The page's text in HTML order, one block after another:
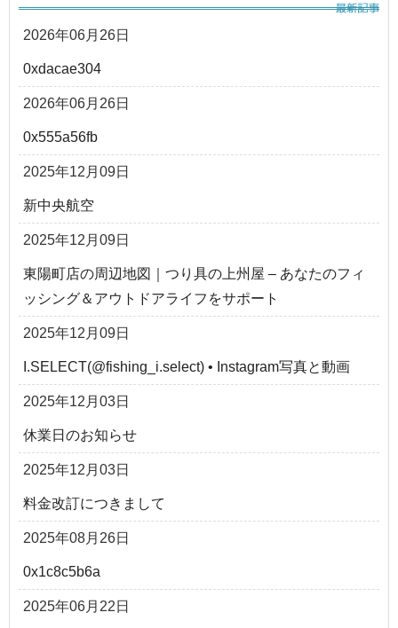
2026年06月26日
0xdacae304
2026年06月26日
0x555a56fb
2025年12月09日
新中央航空
2025年12月09日
東陽町店の周辺地図｜つり具の上州屋 – あなたのフィ
ッシング＆アウトドアライフをサポート
2025年12月09日
I.SELECT(@fishing_i.select) • Instagram写真と動画
2025年12月03日
休業日のお知らせ
2025年12月03日
料金改訂につきまして
2025年08月26日
0x1c8c5b6a
2025年06月22日